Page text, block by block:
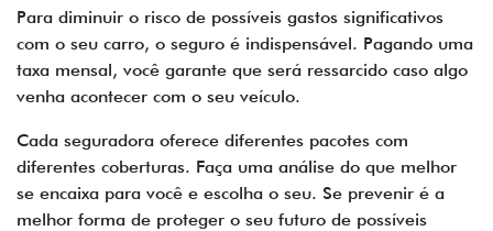
Para diminuir o risco de possíveis gastos significativos
com o seu carro, o seguro é indispensável. Pagando uma
taxa mensal, você garante que será ressarcido caso algo
venha acontecer com o seu veículo.
Cada seguradora oferece diferentes pacotes com
diferentes coberturas. Faça uma análise do que melhor
se encaixa para você e escolha o seu. Se prevenir é a
melhor forma de proteger o seu futuro de possíveis